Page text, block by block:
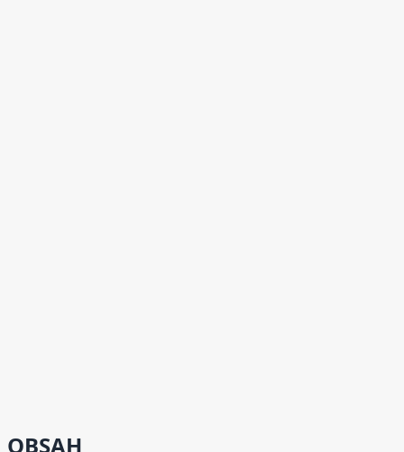
OBSAH